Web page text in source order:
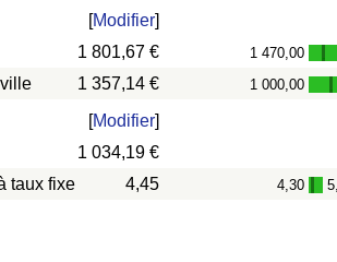
[Modifier]
1 801,67 € 1 470,00 -
1 357,14 € 1 000,00 -
[Modifier]
1 034,19 €
taux fixe
4,45 4,30 -